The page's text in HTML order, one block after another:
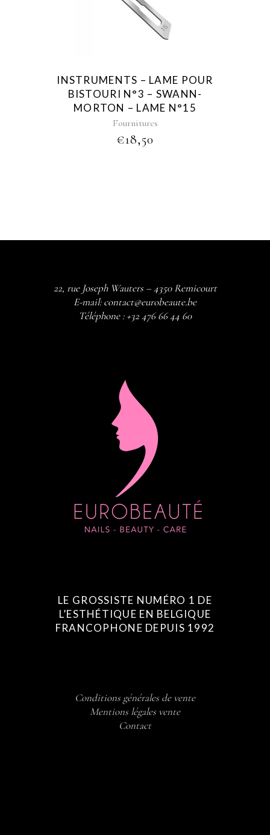
INSTRUMENTS – LAME POUR
BISTOURI N°3 – SWANN-
MORTON – LAME N°15
Fournitures
€18,50
22, rue Joseph Wauters – 4350 Remicourt
E-mail:contact@eurobeaute.be
Téléphone :+32 476 66 44 60
LE GROSSISTE NUMÉRO 1 DE
L’ESTHÉTIQUE EN BELGIQUE
FRANCOPHONE DEPUIS 1992
Conditions générales de vente
Mentions légales vente
Contact